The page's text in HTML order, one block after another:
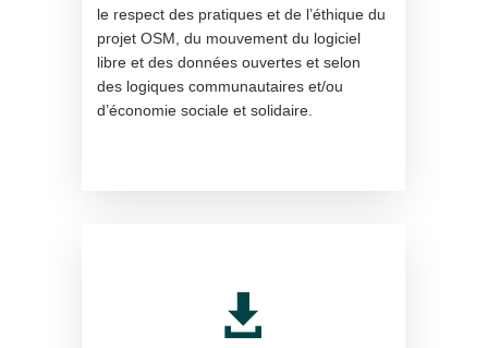
le respect des pratiques et de l’éthique du
projet OSM, du mouvement du logiciel
libre et des données ouvertes et selon
des logiques communautaires et/ou
d’économie sociale et solidaire.
